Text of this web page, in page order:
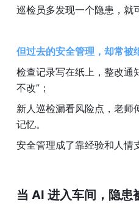
巡检员多发现一个隐患，就
但过去的安全管理，却常被
检查记录写在纸上，整改通
不改”；
新人巡检漏看风险点，老师
记忆。
安全管理成了靠经验和人情
当 AI 进入车间，隐患